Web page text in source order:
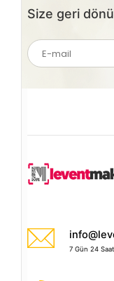
Size geri
7 Gün 24 Saat